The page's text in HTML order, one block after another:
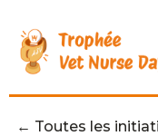
← Toutes les